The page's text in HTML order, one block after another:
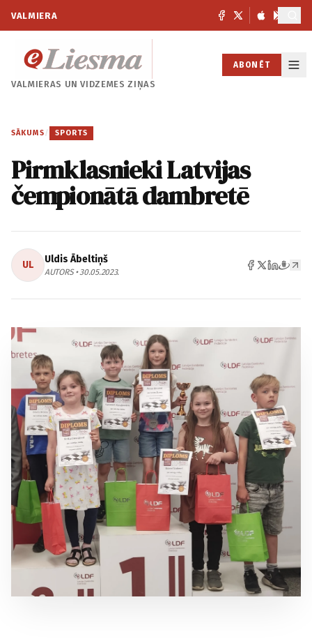
VALMIERA
VALMIERAS UNVIDZEMES ZIŅAS
ABONĒT
SĀKUMS / SPORTS
Pirmklasnieki Latvijas
čempionātā dambretē
UL Uldis Ābeltiņš
AUTORS • 30.05.2023.